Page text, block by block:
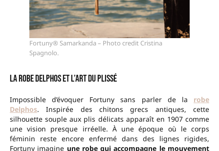
Fortuny® Samarkanda – Photo credit Cristina
Spagnolo.
La robe Delphos et l’art du plissé
Impossible d’évoquer Fortuny sans parler de la robe
Delphos. Inspirée des chitons grecs antiques, cette
silhouette souple aux plis délicats apparaît en 1907 comme
une vision presque irréelle. À une époque où le corps
féminin reste encore enfermé dans des lignes rigides,
Fortuny imagine une robe qui accompagne le mouvement